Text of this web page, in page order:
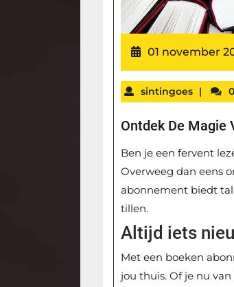
01 november
sintingoes |
Ontdek De Magie
Ben je een fervent
Overweeg dan eens
abonnement biedt
tillen.
Altijd iets
Met een boeken
jou thuis. Of je nu